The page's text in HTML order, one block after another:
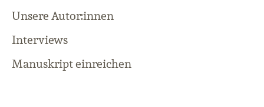
Unsere Autor:innen
Interviews
Manuskript einreichen